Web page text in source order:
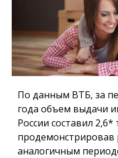
По данным ВТБ, за
года объем выдачи
России составил
продемонстрировав
аналогичным